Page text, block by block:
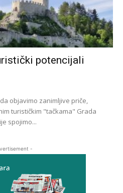
potencijali
objavimo zanimljive priče,
turističkim "tačkama" Grada
spojimo...
-